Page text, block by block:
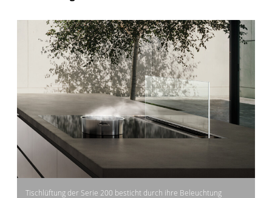
Tischlüftung der Serie 200 besticht durch ihre Beleuchtung